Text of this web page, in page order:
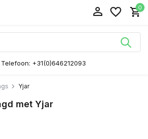
0
Telefoon: +31(0)646212093
Yjar
met Yjar